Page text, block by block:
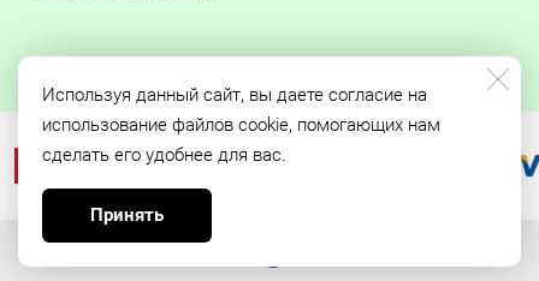
Используя данный сайт, вы даете согласие на
использование файлов cookie, помогающих нам
сделать его удобнее для вас.
Принять